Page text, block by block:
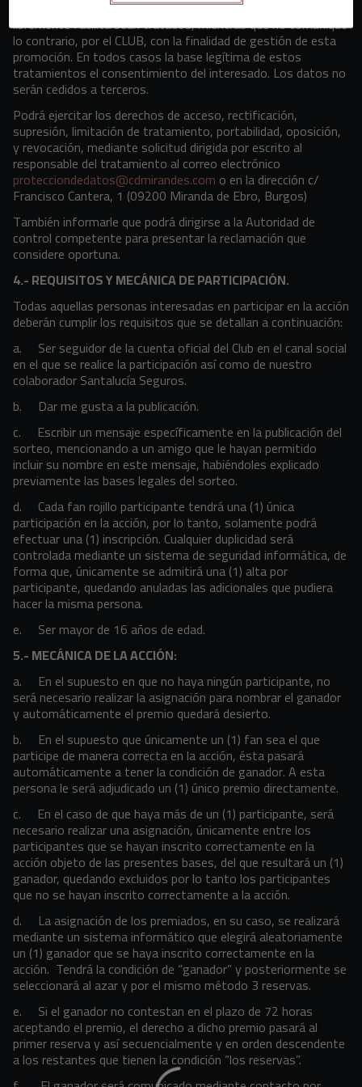
legales, presta su consentimiento para que los datos que
libremente facilita sean tratados, mientras que no comunique
lo contrario, por el CLUB, con la finalidad de gestión de esta
promoción. En todos casos la base legítima de estos
tratamientos el consentimiento del interesado. Los datos no
serán cedidos a terceros.
Podrá ejercitar los derechos de acceso, rectificación,
supresión, limitación de tratamiento, portabilidad, oposición,
y revocación, mediante solicitud dirigida por escrito al
responsable del tratamiento al correo electrónico
protecciondedatos@cdmirandes.com o en la dirección c/
Francisco Cantera, 1 (09200 Miranda de Ebro, Burgos)
También informarle que podrá dirigirse a la Autoridad de
control competente para presentar la reclamación que
considere oportuna.
4.- REQUISITOS Y MECÁNICA DE PARTICIPACIÓN.
Todas aquellas personas interesadas en participar en la acción
deberán cumplir los requisitos que se detallan a continuación:
a. Ser seguidor de la cuenta oficial del Club en el canal social
en el que se realice la participación así como de nuestro
colaborador Santalucía Seguros.
b. Dar me gusta a la publicación.
c. Escribir un mensaje específicamente en la publicación del
sorteo, mencionando a un amigo que le hayan permitido
incluir su nombre en este mensaje, habiéndoles explicado
previamente las bases legales del sorteo.
d. Cada fan rojillo participante tendrá una (1) única
participación en la acción, por lo tanto, solamente podrá
efectuar una (1) inscripción. Cualquier duplicidad será
controlada mediante un sistema de seguridad informática, de
forma que, únicamente se admitirá una (1) alta por
participante, quedando anuladas las adicionales que pudiera
hacer la misma persona.
e. Ser mayor de 16 años de edad.
5.- MECÁNICA DE LA ACCIÓN:
a. En el supuesto en que no haya ningún participante, no
será necesario realizar la asignación para nombrar el ganador
y automáticamente el premio quedará desierto.
b. En el supuesto que únicamente un (1) fan sea el que
participe de manera correcta en la acción, ésta pasará
automáticamente a tener la condición de ganador. A esta
persona le será adjudicado un (1) único premio directamente.
c. En el caso de que haya más de un (1) participante, será
necesario realizar una asignación, únicamente entre los
participantes que se hayan inscrito correctamente en la
acción objeto de las presentes bases, del que resultará un (1)
ganador, quedando excluidos por lo tanto los participantes
que no se hayan inscrito correctamente a la acción.
d. La asignación de los premiados, en su caso, se realizará
mediante un sistema informático que elegirá aleatoriamente
un (1) ganador que se haya inscrito correctamente en la
acción. Tendrá la condición de “ganador” y posteriormente se
seleccionará al azar y por el mismo método 3 reservas.
e. Si el ganador no contestan en el plazo de 72 horas
aceptando el premio, el derecho a dicho premio pasará al
primer reserva y así secuencialmente y en orden descendente
a los restantes que tienen la condición “los reservas”.